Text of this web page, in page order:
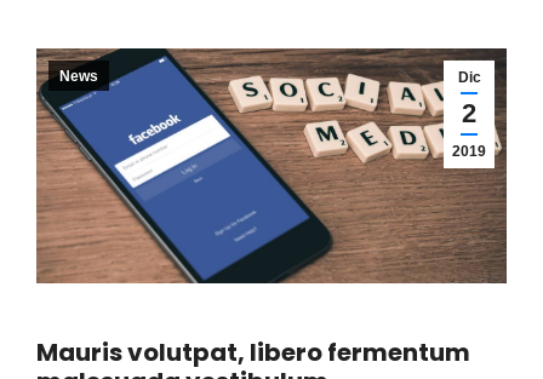
Dic
2
2019
News
Mauris volutpat, libero fermentum